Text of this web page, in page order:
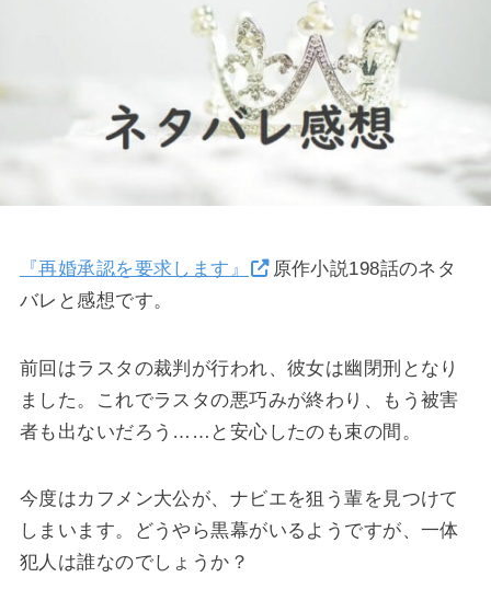
『再婚承認を要求します』
原作小説198話のネタ
バレと感想です。
前回はラスタの裁判が行われ、彼女は幽閉刑となり
ました。これでラスタの悪巧みが終わり、もう被害
者も出ないだろう……と安心したのも束の間。
今度はカフメン大公が、ナビエを狙う輩を見つけて
しまいます。どうやら黒幕がいるようですが、一体
犯人は誰なのでしょうか？